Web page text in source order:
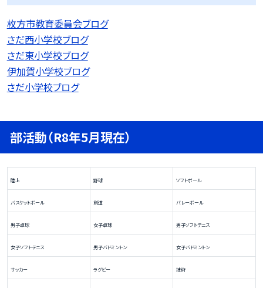
枚方市教育委員会ブログ
さだ西小学校ブログ
さだ東小学校ブログ
伊加賀小学校ブログ
さだ小学校ブログ
部活動（R8年5月現在）
陸上 野球 ソフトボール
バスケットボール 剣道 バレーボール
男子卓球 女子卓球 男子ソフトテニス
女子ソフトテニス 男子バドミントン 女子バドミントン
サッカー ラグビー 技術